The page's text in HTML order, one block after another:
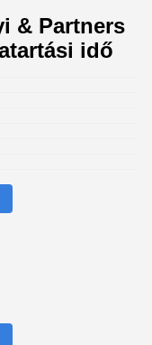
& Partners
idő